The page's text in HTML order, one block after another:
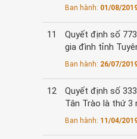
Ban hành: 01/08/
11
Quyết định số
gia đình tỉnh
Ban hành: 26/07/
12
Quyết định số
Tân Trào là thứ 3
Ban hành: 11/04/